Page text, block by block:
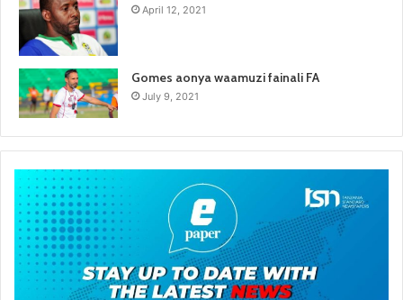
April 12, 2021
Gomes aonya waamuzi fainali FA
July 9, 2021